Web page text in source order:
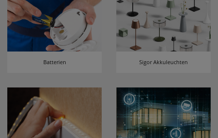
Batterien Sigor Akkuleuchten
Dieses Cookie speichert Ihre Emailadresse, damit
Sie diese beim Betreten des Shops nicht erneut
eingeben müssen.
Design-Cookie
ws8_pferdekaemper_01-aa_design_cookie
Speichern des Suchbegriffes
searchvalue
Dieses Cookie speichert den einegebenen
Suchbegriff, damit Sie diesen beim Verfeinern
nicht erneut eingeben müssen.